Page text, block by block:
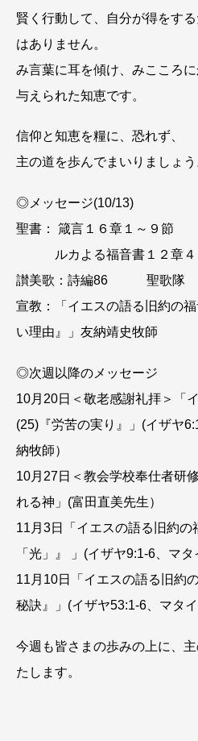
賢く行動して、自分が得をす
はありません。
み言葉に耳を傾け、みこころ
与えられた知恵です。
信仰と知恵を糧に、恐れず、
主の道を歩んでまいりましょう
◎メッセージ(10/13)
聖書： 箴言１６章１～９
ルカよる福音書１２章４
讃美歌：詩編86 聖歌隊
宣教：「イエスの語る旧約の
い理由』」友納靖史牧師
◎次週以降のメッセージ
10月20日＜敬老感謝礼拝＞「
(25)『労苦の実り』」(イザヤ
納牧師）
10月27日＜教会学校奉仕者研
れる神」(富田直美先生）
11月3日「イエスの語る旧約の
「光」』 」(イザヤ9:1-6、マタ
11月10日「イエスの語る旧約
秘訣』」(イザヤ53:1-6、マタ
今週も皆さまの歩みの上に、
たします。
常盤台